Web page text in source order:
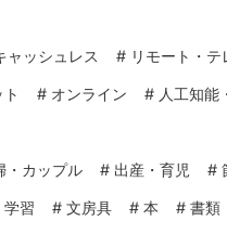
ャッシュレス # リモート・テ
# オンライン # 人工知能
・カップル # 出産・育児 #
学習 # 文房具 # 本 # 書類